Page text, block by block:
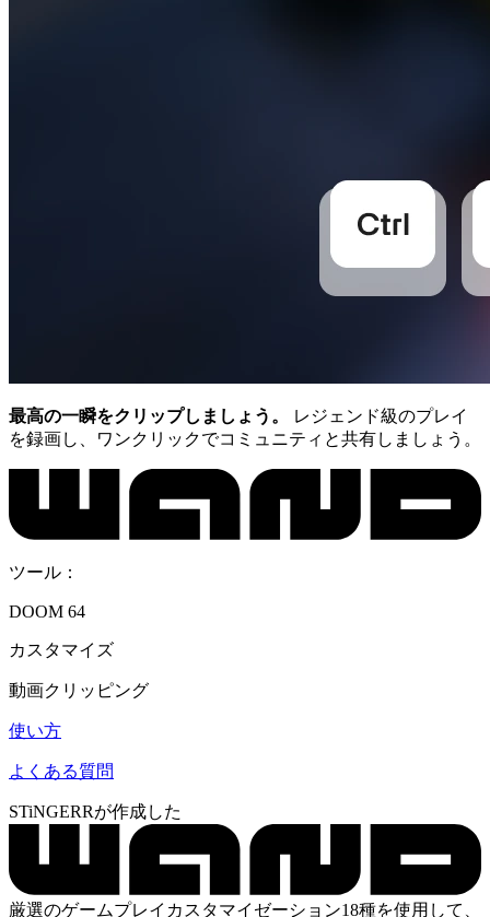
最高の一瞬をクリップしましょう。
レジェンド級のプレイ
を録画し、ワンクリックでコミュニティと共有しましょう。
ツール：
DOOM 64
カスタマイズ
動画クリッピング
使い方
よくある質問
STiNGERRが作成した
厳選のゲームプレイカスタマイゼーション18種を使用して、